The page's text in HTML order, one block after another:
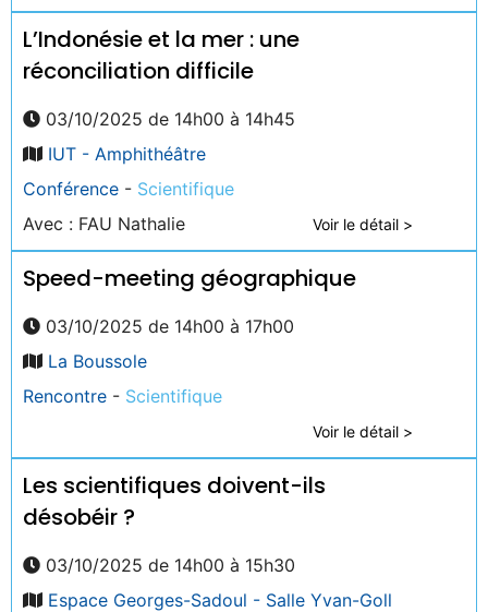
L’Indonésie et la mer : une
réconciliation difficile
03/10/2025 de 14h00 à 14h45
IUT - Amphithéâtre
Conférence - Scientifique
Avec : FAU Nathalie
Voir le détail >
Speed-meeting géographique
03/10/2025 de 14h00 à 17h00
La Boussole
Rencontre - Scientifique
Voir le détail >
Les scientifiques doivent-ils
désobéir ?
03/10/2025 de 14h00 à 15h30
Espace Georges-Sadoul - Salle Yvan-Goll